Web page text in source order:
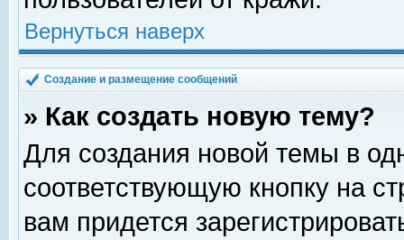
Вернуться наверх
Создание и размещение сообщений
» Как создать новую тему?
Для создания новой темы в
соответствующую кнопку на
вам придется